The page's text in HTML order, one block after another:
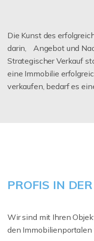
Die Kunst des
darin, Angebot und
Strategischer Verkauf
eine Immobilie
verkaufen, bedarf es
PROFIS IN
Wir sind mit Ihren
den Immobilienportalen